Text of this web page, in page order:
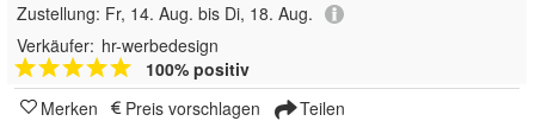
Zustellung: Fr, 14. Aug. bis Di, 18. Aug.
Verkäufer: hr-werbedesign
100% positiv
Merken
Preis vorschlagen Teilen